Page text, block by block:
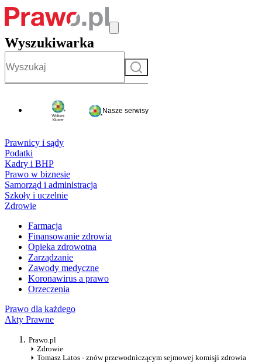
Wyszukiwarka
Szukaj
Nasze serwisy
Prawnicy i sądy
Podatki
Kadry i BHP
Prawo w biznesie
Samorząd i administracja
Szkoły i uczelnie
Zdrowie
Farmacja
Finansowanie zdrowia
Opieka zdrowotna
Zarządzanie
Zawody medyczne
Koronawirus a prawo
Orzeczenia
Prawo dla każdego
Akty Prawne
Prawo.pl
Zdrowie
Tomasz Latos - znów przewodniczącym sejmowej komisji zdrowia